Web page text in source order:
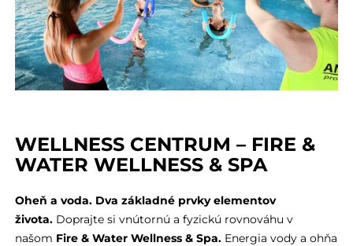
WELLNESS CENTRUM – FIRE &
WATER WELLNESS & SPA
Oheň a voda. Dva základné prvky elementov
života.Doprajte si vnútornú a fyzickú rovnováhu v
našom Fire & Water Wellness & Spa.Energia vody a ohňa